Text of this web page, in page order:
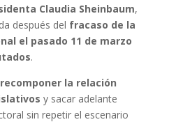
Claudia Sheinbaum,
después del fracaso de la
el pasado 11 de marzo
.
recomponer la relación
y sacar adelante
sin repetir el escenario